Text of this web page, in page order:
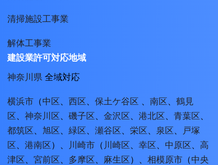
清掃施設工事業
解体工事業
建設業許可対応地域
神奈川県 全域対応
横浜市 （中区、 西区、 保土ケ谷区 、 南区、 鶴見
区、 神奈川区、 磯子区、 金沢区、 港北区、 青葉区、
都筑区、 旭区、 緑区、 瀬谷区、 栄区、 泉区、
戸塚
区、 港南区）、 川崎市 （ 川崎区、 幸区、 中原区、 高
津区、 宮前区、 多摩区、 麻生区）、 相模原市 （中央